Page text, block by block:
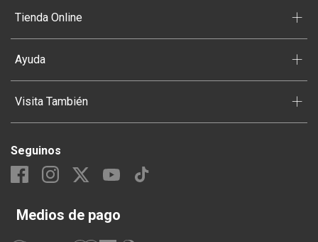
Tienda Online +
Ayuda +
Visita También +
Seguinos
Medios de pago